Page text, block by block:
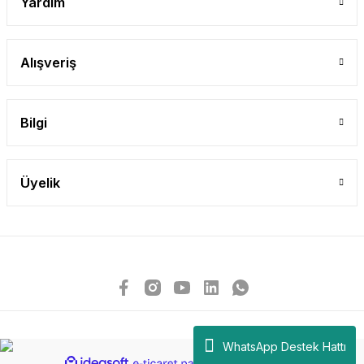
WhatsApp Destek Hattı
Alışveriş
Bilgi
Üyelik
ideasoft